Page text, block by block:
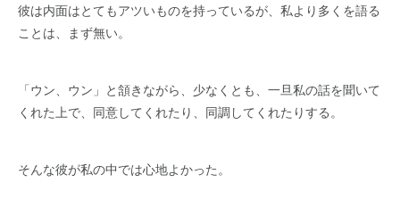
彼は内面はとてもアツいものを持っているが、私より多くを語る
ことは、まず無い。
「ウン、ウン」と頷きながら、少なくとも、一旦私の話を聞いて
くれた上で、同意してくれたり、同調してくれたりする。
そんな彼が私の中では心地よかった。